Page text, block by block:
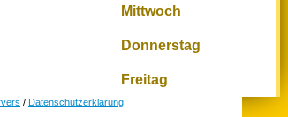
Mittwoch
Donnerstag
Freitag
/ Datenschutzerklärung